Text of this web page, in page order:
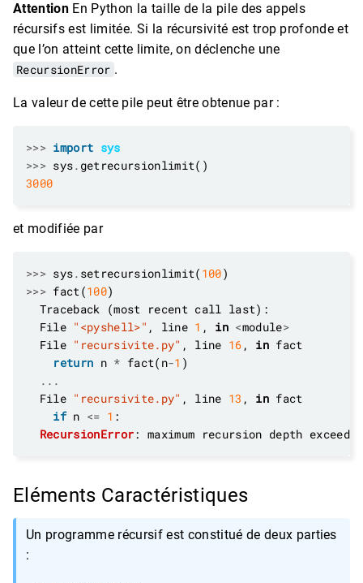
AttentionEn Python la taille de la pile des appels
récursifs est limitée. Si la récursivité est trop profonde et
que l’on atteint cette limite, on déclenche une
RecursionError .
La valeur de cette pile peut être obtenue par :
>>> import sys
>>> sys.
3000
et modifiée par
>>> sys. setrecursionlimit( 100
>>> fact(100
  File
"<pyshell>" , line 1 , in <module>
  File
"recursivite.py" , line 16 , in
return n * fact(n-1
...
  File
"recursivite.py" , line 13 , in
if n <= 1
RecursionError: maximum recursion depth
Eléments Caractéristiques
Un programme récursif est constitué de deux parties
: